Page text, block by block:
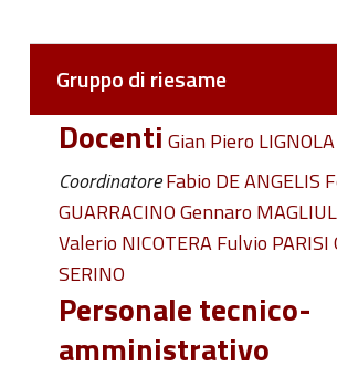
Gruppo di riesame
Docenti Gian Piero LIGNOLA
CoordinatoreFabio DE ANGELIS
GUARRACINOGennaro
Valerio NICOTERAFulvio PARISI
SERINO
Personale tecnico-
amministrativo